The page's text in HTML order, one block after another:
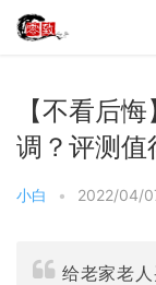
【不看后
调？评测值
小白 • 2022/04/
给老家老